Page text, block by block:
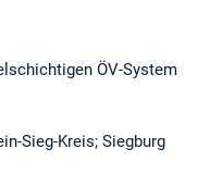
ÖV-System
Sieg-Kreis; Siegburg